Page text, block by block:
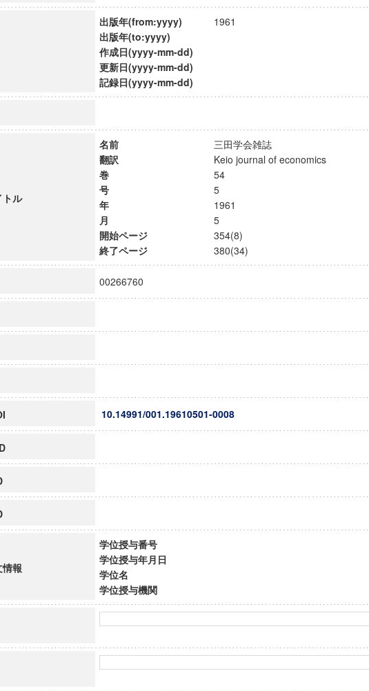
社会ガバナンス教育研究センター
と感性の先端的教育研究拠点
熟社会発展のサイエンス」
出版年(from:yyyy)
1961
出版年(to:yyyy)
作成日(yyyy-mm-dd)
更新日(yyyy-mm-dd)
記録日(yyyy-mm-dd)
トル
名前
三田学会雑誌
翻訳
Keio journal of economics
巻
54
号
5
年
1961
月
5
開始ページ
354(8)
終了ページ
380(34)
00266760
10.14991/001.19610501-0008
報
学位授与番号
学位授与年月日
学位名
学位授与機関